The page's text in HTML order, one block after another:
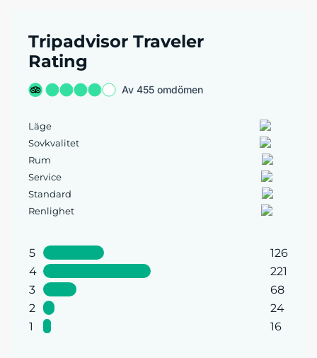
Tripadvisor Traveler
Rating
Av 455 omdömen
Läge
Sovkvalitet
Rum
Service
Standard
Renlighet
5
126
4
221
3
68
2
24
1
16